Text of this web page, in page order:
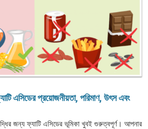
এসিডের প্রয়োজনীয়তা, পরিমাণ, উৎস এবং
জন্য ফ্যাটি এসিডের ভূমিকা খুবই গুরুত্বপূর্ণ। আপনার